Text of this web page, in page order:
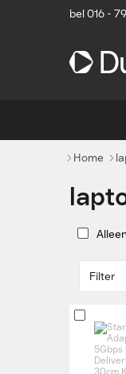
bel 016 -
Home
Filter